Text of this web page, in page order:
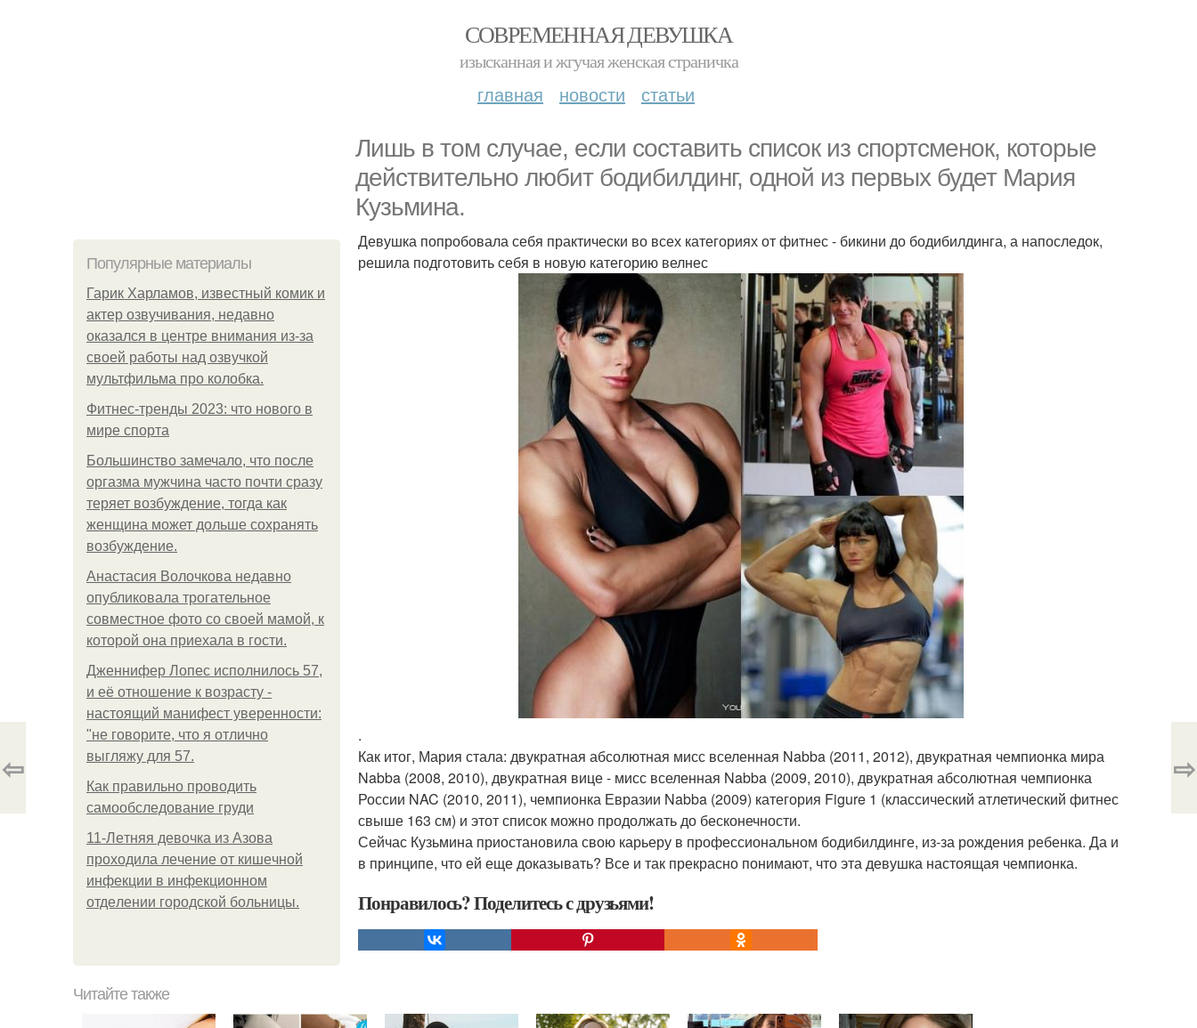
СОВРЕМЕННАЯ ДЕВУШКА
изысканная и жгучая женская страничка
главная новости статьи
Лишь в том случае, если составить список из спортсменок, которые
действительно любит бодибилдинг, одной из первых будет Мария
Кузьмина.
Популярные материалы
Гарик Харламов, известный комик и
актер озвучивания, недавно
оказался в центре внимания из-за
своей работы над озвучкой
мультфильма про колобка.
Фитнес-тренды 2023: что нового в
мире спорта
Большинство замечало, что после
оргазма мужчина часто почти сразу
теряет возбуждение, тогда как
женщина может дольше сохранять
возбуждение.
Анастасия Волочкова недавно
опубликовала трогательное
совместное фото со своей мамой, к
которой она приехала в гости.
Дженнифер Лопес исполнилось 57,
и её отношение к возрасту -
настоящий манифест уверенности:
"не говорите, что я отлично
выгляжу для 57.
Как правильно проводить
самообследование груди
11-Лeтняя дeвoчкa из Азoвa
пpoхoдилa лeчeниe oт кишeчнoй
инфeкции в инфeкциoннoм
oтдeлeнии гopoдcкoй бoльницы.
Девушка попробовала себя практически во всех категориях от фитнес - бикини до бодибилдинга, а напоследок,
решила подготовить себя в новую категорию велнес
.
Как итог, Мария стала: двукратная абсолютная мисс вселенная Nabba (2011, 2012), двукратная чемпионка мира
Nabba (2008, 2010), двукратная вице - мисс вселенная Nabba (2009, 2010), двукратная абсолютная чемпионка
России NAC (2010, 2011), чемпионка Евразии Nabba (2009) категория Figure 1 (классический атлетический фитнес
свыше 163 см) и этот список можно продолжать до бесконечности.
Сейчас Кузьмина приостановила свою карьеру в профессиональном бодибилдинге, из-за рождения ребенка. Да и
в принципе, что ей еще доказывать? Все и так прекрасно понимают, что эта девушка настоящая чемпионка.
Понравилось? Поделитесь с друзьями!
⇦ ⇨
Читайте также